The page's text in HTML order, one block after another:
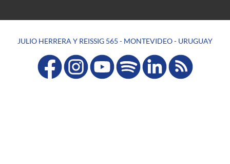
JULIO HERRERA Y REISSIG 565 - MONTEVIDEO - URUGUAY